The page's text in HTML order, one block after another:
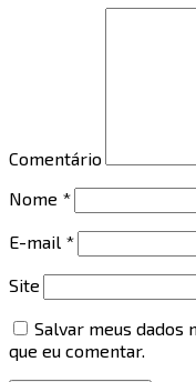
Comentário
Nome *
E-mail *
Site
Salvar meus dados
que eu comentar.